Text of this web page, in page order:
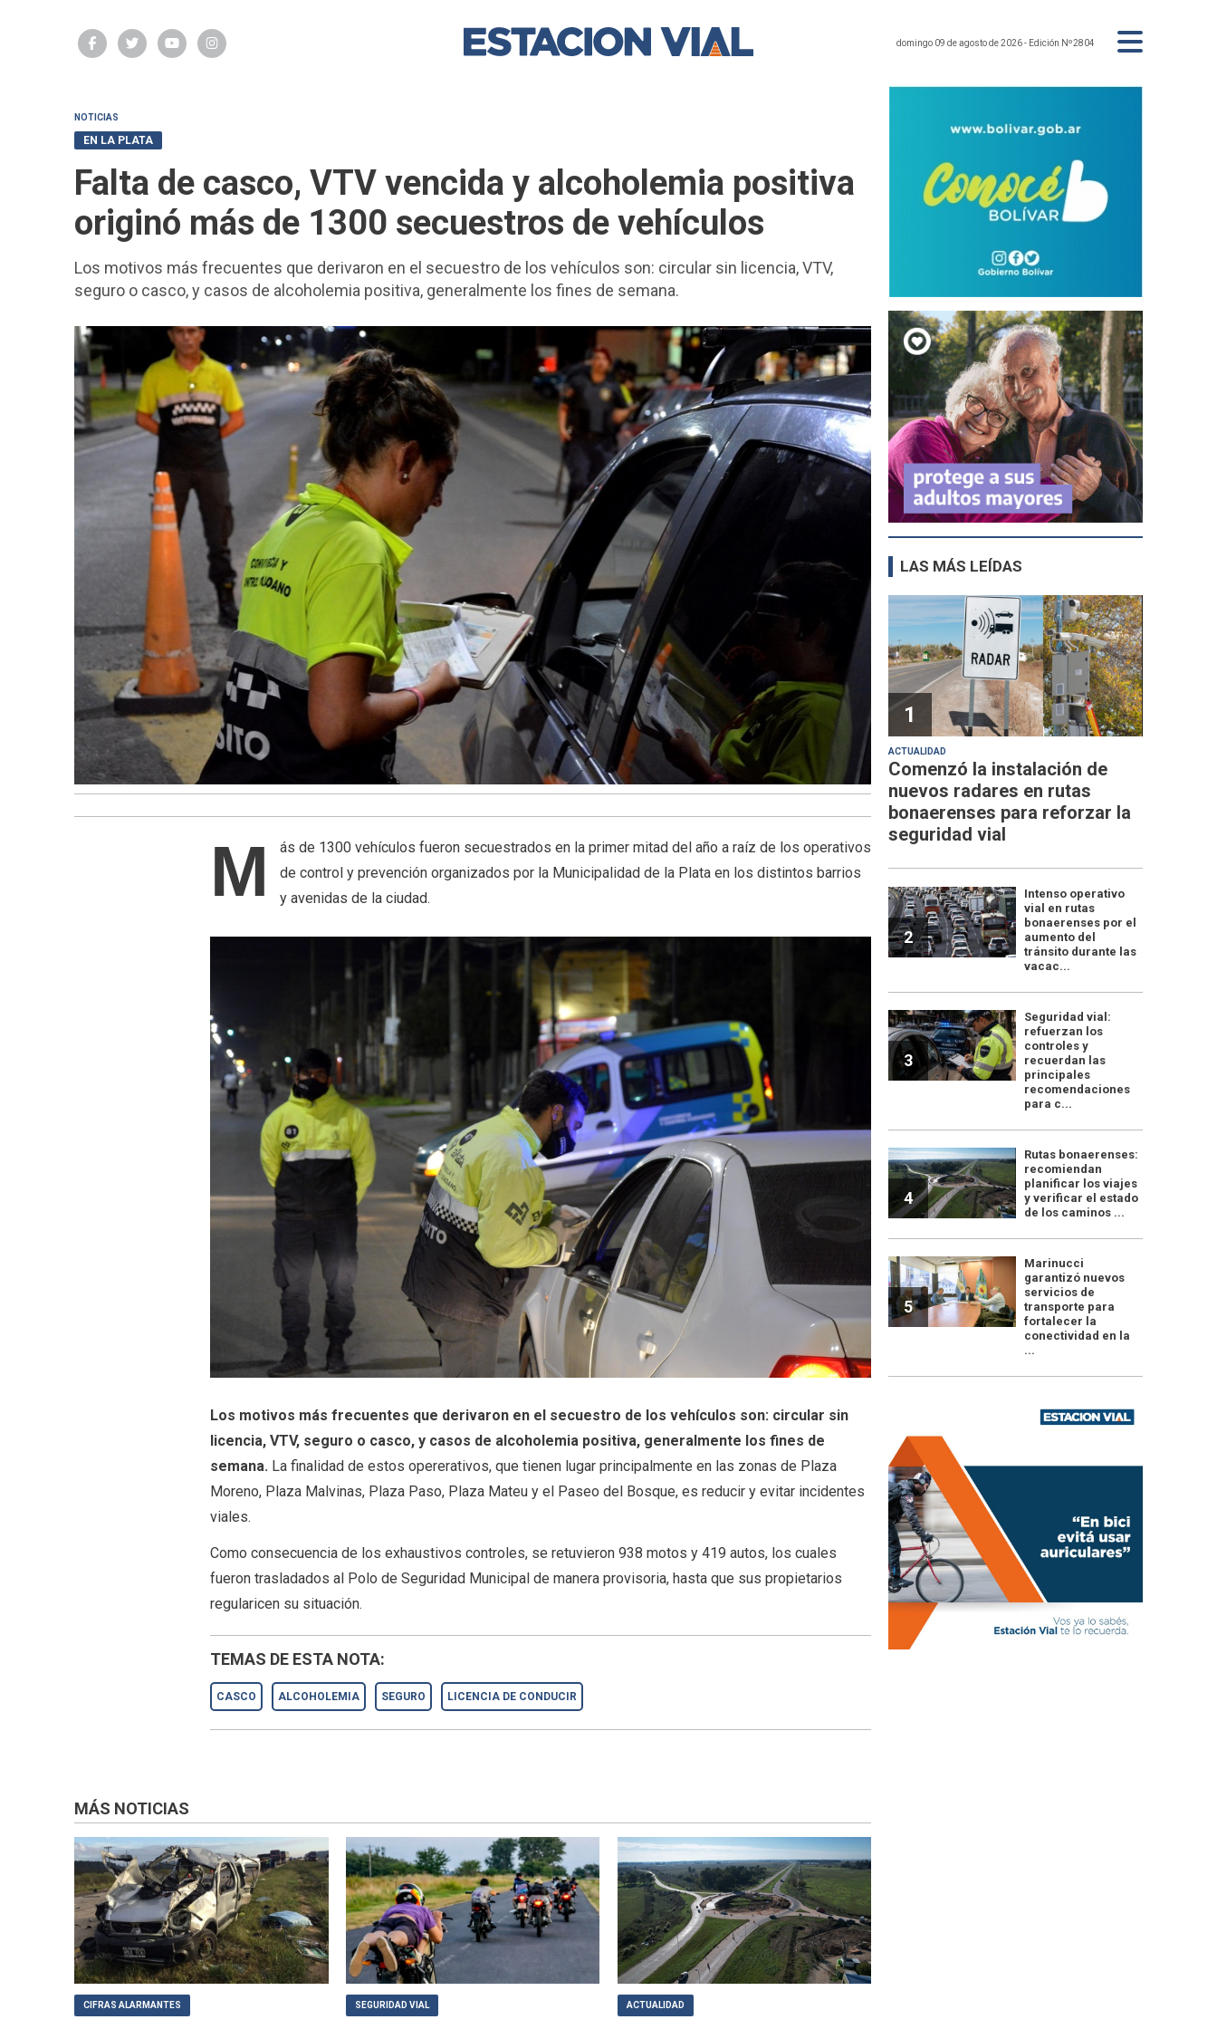
domingo 09 de agosto de 2026- Edición Nº2804
NOTICIAS
EN LA PLATA
Falta de casco, VTV vencida y alcoholemia positiva
originó más de 1300 secuestros de vehículos
Los motivos más frecuentes que derivaron en el secuestro de los vehículos son: circular sin licencia, VTV,
seguro o casco, y casos de alcoholemia positiva, generalmente los fines de semana.
M
ás de 1300 vehículos fueron secuestrados en la primer mitad del año a raíz de los operativos
de control y prevención organizados por la Municipalidad de la Plata en los distintos barrios
y avenidas de la ciudad.
Los motivos más frecuentes que derivaron en el secuestro de los vehículos son: circular sin
licencia, VTV, seguro o casco, y casos de alcoholemia positiva, generalmente los fines de
semana. La finalidad de estos opererativos, que tienen lugar principalmente en las zonas de Plaza
Moreno, Plaza Malvinas, Plaza Paso, Plaza Mateu y el Paseo del Bosque, es reducir y evitar incidentes
viales.
Como consecuencia de los exhaustivos controles, se retuvieron 938 motos y 419 autos, los cuales
fueron trasladados al Polo de Seguridad Municipal de manera provisoria, hasta que sus propietarios
regularicen su situación.
TEMAS DE ESTA NOTA:
CASCO ALCOHOLEMIA SEGURO LICENCIA DE CONDUCIR
MÁS NOTICIAS
CIFRAS ALARMANTES SEGURIDAD VIAL ACTUALIDAD
LAS MÁS LEÍDAS
1
ACTUALIDAD
Comenzó la instalación de
nuevos radares en rutas
bonaerenses para reforzar la
seguridad vial
2
Intenso operativo
vial en rutas
bonaerenses por el
aumento del
tránsito durante las
vacac...
3
Seguridad vial:
refuerzan los
controles y
recuerdan las
principales
recomendaciones
para c...
4
Rutas bonaerenses:
recomiendan
planificar los viajes
y verificar el estado
de los caminos ...
5
Marinucci
garantizó nuevos
servicios de
transporte para
fortalecer la
conectividad en la
...